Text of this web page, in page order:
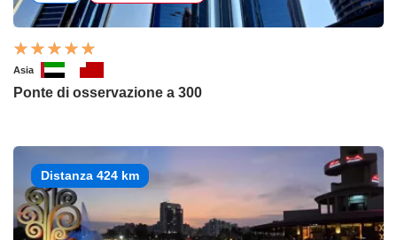
Asia
Ponte di osservazione a 300
Distanza 424 km